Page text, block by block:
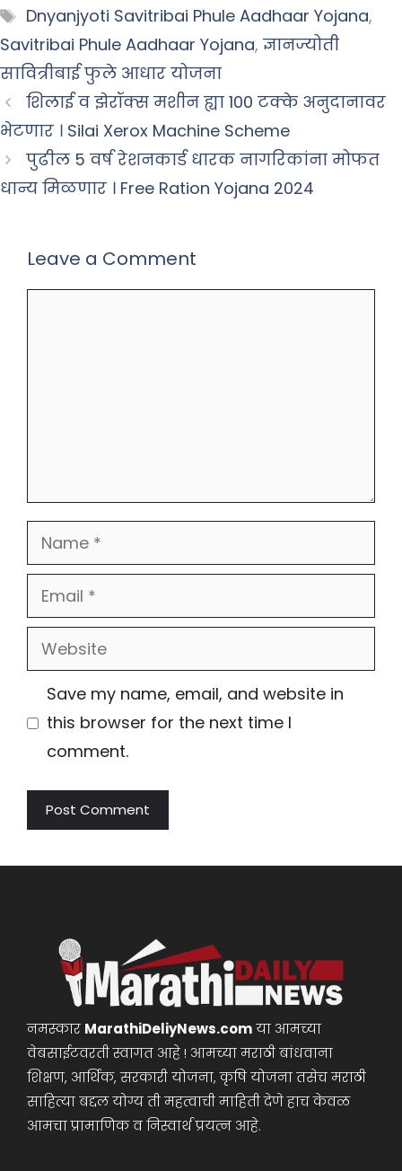
Tags
Dnyanjyoti Savitribai Phule Aadhaar Yojana,
Savitribai Phule Aadhaar Yojana, ज्ञानज्योती
सावित्रीबाई फुले आधार योजना
शिलाई व झेरॉक्स मशीन ह्या 100 टक्के अनुदानावर
भेटणार । Silai Xerox Machine Scheme
पुढील 5 वर्ष रेशनकार्ड धारक नागरिकांना मोफत
धान्य मिळणार । Free Ration Yojana 2024
Leave a Comment
Name
Email
Website
Save my name, email, and website in
this browser for the next time I
comment.
नमस्कार MarathiDeliyNews.comया आमच्या
वेबसाईटवरती स्वागत आहे ! आमच्या मराठी बांधवाना
शिक्षण, आर्थिक, सरकारी योजना, कृषि योजना तसेच मराठी
साहित्या बद्दल योग्य ती महत्वाची माहिती देणे हाच केवळ
आमचा प्रामाणिक व निस्वार्थ प्रयत्न आहे.